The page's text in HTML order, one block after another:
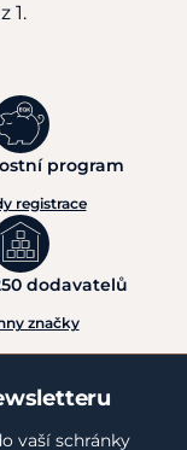
1.
program
registrace
dodavatelů
značky
vaší schránky